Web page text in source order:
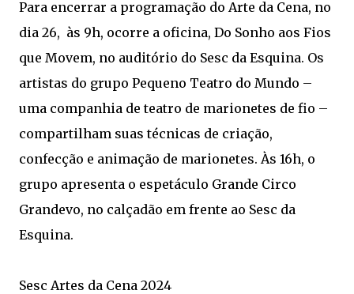
Para encerrar a programação do Arte da Cena, no
dia 26, às 9h, ocorre a oficina, Do Sonho aos Fios
que Movem, no auditório do Sesc da Esquina. Os
artistas do grupo Pequeno Teatro do Mundo –
uma companhia de teatro de marionetes de fio –
compartilham suas técnicas de criação,
confecção e animação de marionetes. Às 16h, o
grupo apresenta o espetáculo Grande Circo
Grandevo, no calçadão em frente ao Sesc da
Esquina.
Sesc Artes da Cena 2024